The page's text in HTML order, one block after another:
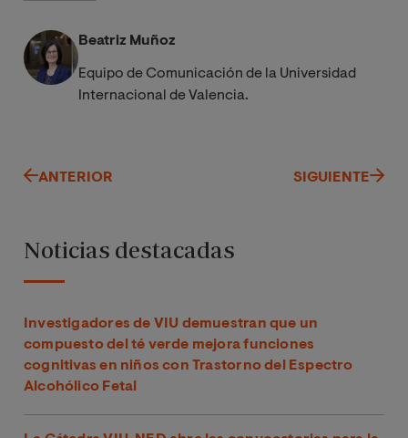
Beatriz Muñoz
Equipo de Comunicación de la Universidad
Internacional de Valencia.
ANTERIOR SIGUIENTE
Noticias destacadas
Investigadores de VIU demuestran que un
compuesto del té verde mejora funciones
cognitivas en niños con Trastorno del Espectro
Alcohólico Fetal